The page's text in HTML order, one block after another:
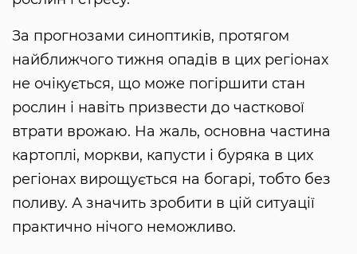
За прогнозами синоптиків, протягом
найближчого тижня опадів в цих регіонах
не очікується, що може погіршити стан
рослин і навіть призвести до часткової
втрати врожаю. На жаль, основна частина
картоплі, моркви, капусти і буряка в цих
регіонах вирощується на богарі, тобто без
поливу. А значить зробити в цій ситуації
практично нічого неможливо.